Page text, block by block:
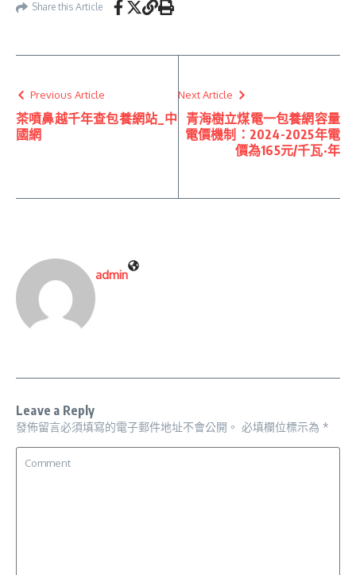
Share this Article
Previous Article
茶噴鼻越千年查包養網站_中
國網
Next Article
青海樹立煤電一包養網容量
電價機制：2024-2025年電
價為165元/千瓦·年
admin
Leave a Reply
發佈留言必須填寫的電子郵件地址不會公開。 必填欄位標示為 *